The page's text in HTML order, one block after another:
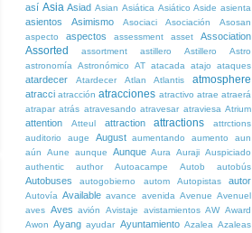
así Asia Asiad Asian Asiática Asiático Aside asienta
asientos Asimismo Asociaci Asociación
Asosan
aspecto
aspectos assessment asset Association
Assorted assortment astillero Astillero
Astro
astronomía
Astronómico AT atacada atajo ataques
atardecer Atardecer Atlan Atlantis atmosphere
atracci atracción atracciones atractivo atrae atraerá
atrapar atrás atravesando atravesar atraviesa Atrium
attention Atteul attraction attractions
attrctions
auditorio
auge August aumentando aumento
aun
aún
Aune aunque Aunque Aura Auraji Auspiciado
authentic
author Autoacampe Autob autobús
Autobuses autogobierno autom Autopistas autor
Autovía Available avance avenida Avenue Avenuel
aves Aves avión Avistaje avistamientos AW Award
Awon Ayang ayudar Ayuntamiento Azalea Azaleas